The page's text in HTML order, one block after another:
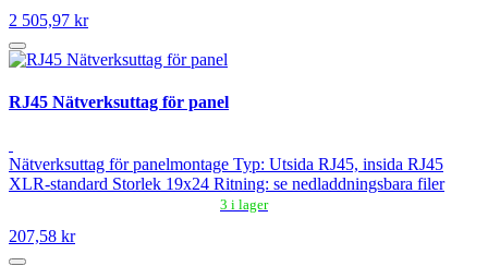
2 505,97 kr
RJ45 Nätverksuttag för panel
Nätverksuttag för panelmontage Typ: Utsida RJ45, insida RJ45
XLR-standard Storlek 19x24 Ritning: se nedladdningsbara filer
3 i lager
207,58 kr